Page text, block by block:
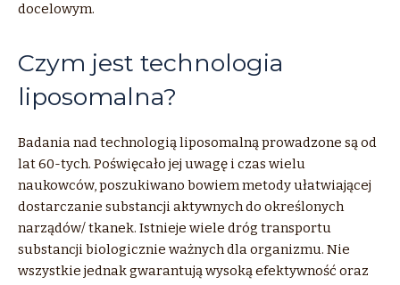
docelowym.
Czym jest technologia
liposomalna?
Badania nad technologią liposomalną prowadzone są od
lat 60-tych. Poświęcało jej uwagę i czas wielu
naukowców, poszukiwano bowiem metody ułatwiającej
dostarczanie substancji aktywnych do określonych
narządów/ tkanek. Istnieje wiele dróg transportu
substancji biologicznie ważnych dla organizmu. Nie
wszystkie jednak gwarantują wysoką efektywność oraz